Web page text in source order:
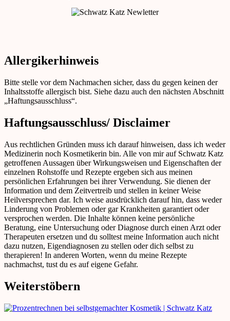
Allergikerhinweis
Bitte stelle vor dem Nachmachen sicher, dass du gegen keinen der
Inhaltsstoffe allergisch bist. Siehe dazu auch den nächsten Abschnitt
„Haftungsausschluss“.
Haftungsausschluss/ Disclaimer
Aus rechtlichen Gründen muss ich darauf hinweisen, dass ich weder
Medizinerin noch Kosmetikerin bin. Alle von mir auf Schwatz Katz
getroffenen Aussagen über Wirkungsweisen und Eigenschaften der
einzelnen Rohstoffe und Rezepte ergeben sich aus meinen
persönlichen Erfahrungen bei ihrer Verwendung. Sie dienen der
Information und dem Zeitvertreib und stellen in keiner Weise
Heilversprechen dar. Ich weise ausdrücklich darauf hin, dass weder
Linderung von Problemen oder gar Krankheiten garantiert oder
versprochen werden. Die Inhalte können keine persönliche
Beratung, eine Untersuchung oder Diagnose durch einen Arzt oder
Therapeuten ersetzen und du solltest meine Information auch nicht
dazu nutzen, Eigendiagnosen zu stellen oder dich selbst zu
therapieren! In anderen Worten, wenn du meine Rezepte
nachmachst, tust du es auf eigene Gefahr.
Weiterstöbern